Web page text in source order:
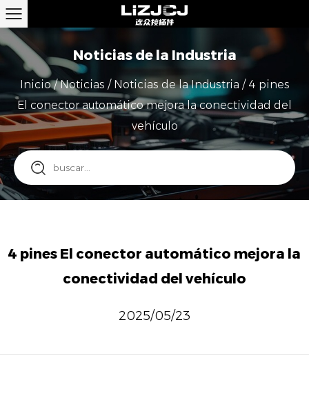
Noticias de la Industria
Inicio/Noticias / Noticias de la Industria / 4 pines
El conector automático mejora la conectividad del
vehículo
4 pines El conector automático mejora la
conectividad del vehículo
2025/05/23